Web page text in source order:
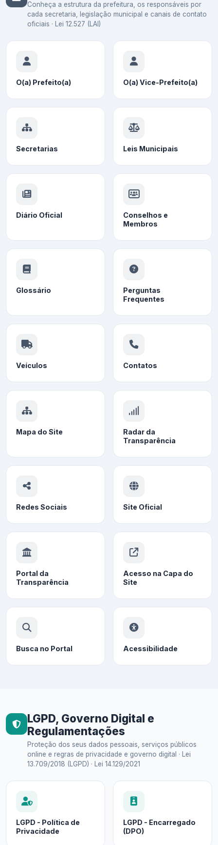
Conheça a estrutura da prefeitura, os responsáveis por
cada secretaria, legislação municipal e canais de contato
oficiais · Lei 12.527 (LAI)
O(a) Prefeito(a) O(a) Vice-Prefeito(a)
Secretarias Leis Municipais
Diário Oficial
Conselhos e
Membros
Glossário
Perguntas
Frequentes
Veículos Contatos
Mapa do Site
Radar da
Transparência
Redes Sociais Site Oficial
Portal da
Transparência
Acesso na Capa do
Site
Busca no Portal Acessibilidade
LGPD, Governo Digital e
Regulamentações
Proteção dos seus dados pessoais, serviços públicos
online e regras de privacidade e governo digital · Lei
13.709/2018 (LGPD) · Lei 14.129/2021
LGPD - Política de
Privacidade
LGPD - Encarregado
(DPO)